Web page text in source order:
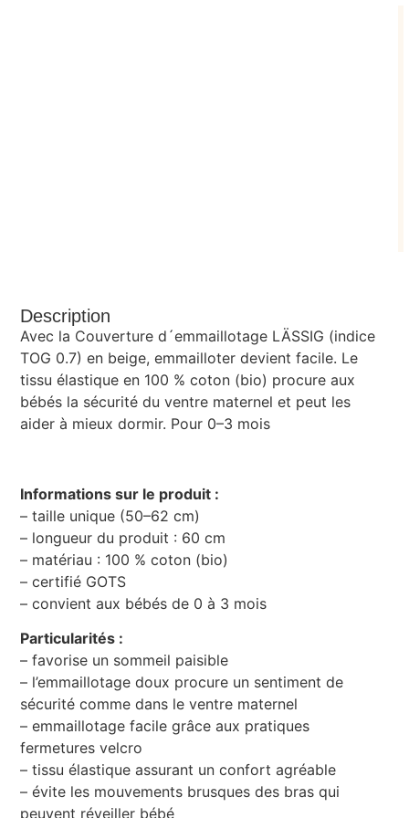
Description
Avec la Couverture d´emmaillotage LÄSSIG (indice
TOG 0.7) en beige, emmailloter devient facile. Le
tissu élastique en 100 % coton (bio) procure aux
bébés la sécurité du ventre maternel et peut les
aider à mieux dormir. Pour 0–3 mois
Informations sur le produit :
– taille unique (50–62 cm)
– longueur du produit : 60 cm
– matériau : 100 % coton (bio)
– certifié GOTS
– convient aux bébés de 0 à 3 mois
Particularités :
– favorise un sommeil paisible
– l’emmaillotage doux procure un sentiment de
sécurité comme dans le ventre maternel
– emmaillotage facile grâce aux pratiques
fermetures velcro
– tissu élastique assurant un confort agréable
– évite les mouvements brusques des bras qui
peuvent réveiller bébé